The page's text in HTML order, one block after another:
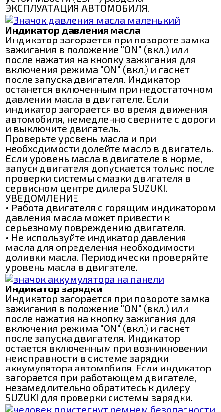
ЭКСПЛУАТАЦИЯ АВТОМОБИЛЯ.
Индикатор давления масла
Индикатор загорается при повороте замка
зажигания в положение "ON" (вкл.) или
после нажатия на кнопку зажигания для
включения режима "ON" (вкл.) и гаснет
после запуска двигателя. Индикатор
останется включенным при недостаточном
давлении масла в двигателе. Если
индикатор загорается во время движения
автомобиля, немедленно сверните с дороги
и выключите двигатель.
Проверьте уровень масла и при
необходимости долейте масло в двигатель.
Если уровень масла в двигателе в норме,
запуск двигателя допускается только после
проверки системы смазки двигателя в
сервисном центре дилера SUZUKI.
УВЕДОМЛЕНИЕ
• Работа двигателя с горящим индикатором
давления масла может привести к
серьезному повреждению двигателя.
• Не используйте индикатор давления
масла для определения необходимости
доливки масла. Периодически проверяйте
уровень масла в двигателе.
Индикатор зарядки
Индикатор загорается при повороте замка
зажигания в положение "ON" (вкл.) или
после нажатия на кнопку зажигания для
включения режима "ON" (вкл.) и гаснет
после запуска двигателя. Индикатор
остается включенным при возникновении
неисправности в системе зарядки
аккумулятора автомобиля. Если индикатор
загорается при работающем двигателе,
незамедлительно обратитесь к дилеру
SUZUKI для проверки системы зарядки.